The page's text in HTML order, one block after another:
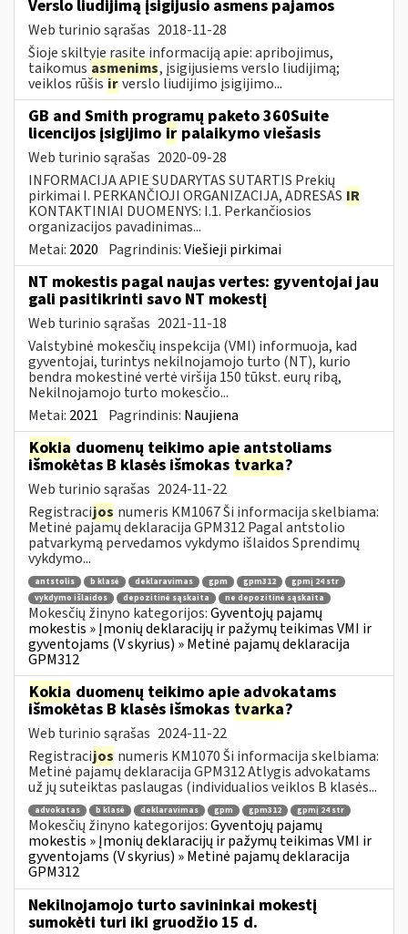
Verslo liudijimą įsigijusio asmens pajamos
Web turinio sąrašas 2018-11-28
Šioje skiltyje rasite informaciją apie: apribojimus,
taikomus asmenims, įsigijusiems verslo liudijimą;
veiklos rūšisirverslo liudijimo įsigijimo...
GB and Smith programų paketo 360Suite
licencijos įsigijimo ir palaikymo viešasis
Web turinio sąrašas 2020-09-28
INFORMACIJA APIE SUDARYTAS SUTARTIS Prekių
pirkimai I. PERKANČIOJI ORGANIZACIJA, ADRESAS IR
KONTAKTINIAI DUOMENYS: I.1. Perkančiosios
organizacijos pavadinimas...
Metai: 2020 Pagrindinis:Viešieji pirkimai
NT mokestis pagal naujas vertes: gyventojai jau
gali pasitikrinti savo NT mokestį
Web turinio sąrašas 2021-11-18
Valstybinė mokesčių inspekcija (VMI) informuoja, kad
gyventojai, turintys nekilnojamojo turto (NT), kurio
bendra mokestinė vertė viršija 150 tūkst. eurų ribą,
Nekilnojamojo turto mokesčio...
Metai: 2021 Pagrindinis: Naujiena
Kokia duomenų teikimo apie antstoliams
išmokėtas B klasės išmokas tvarka?
Web turinio sąrašas 2024-11-22
Registracijos numeris KM1067 Ši informacija skelbiama:
Metinė pajamų deklaracija GPM312 Pagal antstolio
patvarkymą pervedamos vykdymo išlaidos Sprendimų
vykdymo...
antstolis b klasė deklaravimas gpm gpm312
gpmį 24 str
vykdymo išlaidos
depozitinė sąskaita ne depozitinė sąskaita
Mokesčių žinyno kategorijos:Gyventojų pajamų
mokestis » Įmonių deklaracijų ir pažymų teikimas VMI ir
gyventojams (V skyrius) » Metinė pajamų deklaracija
GPM312
Kokia duomenų teikimo apie advokatams
išmokėtas B klasės išmokas tvarka?
Web turinio sąrašas 2024-11-22
Registracijos numeris KM1070 Ši informacija skelbiama:
Metinė pajamų deklaracija GPM312 Atlygis advokatams
už jų suteiktas paslaugas (individualios veiklos B klasės...
advokatas b klasė deklaravimas gpm gpm312 gpmį 24 str
Mokesčių žinyno kategorijos:Gyventojų pajamų
mokestis » Įmonių deklaracijų ir pažymų teikimas VMI ir
gyventojams (V skyrius) » Metinė pajamų deklaracija
GPM312
Nekilnojamojo turto savininkai mokestį
sumokėti turi iki gruodžio 15 d.